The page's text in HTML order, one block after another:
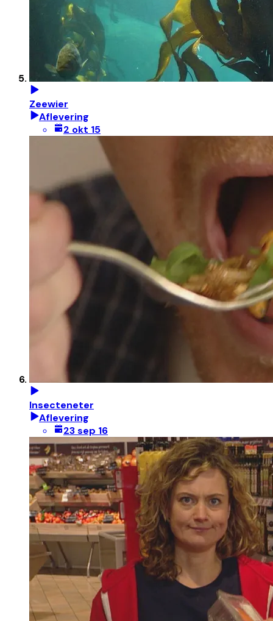
Zeewier
Aflevering
2 okt 15
Insecteneter
Aflevering
23 sep 16